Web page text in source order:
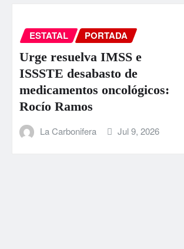
ESTATAL PORTADA
Urge resuelva IMSS e
ISSSTE desabasto de
medicamentos oncológicos:
Rocío Ramos
La Carbonifera Jul 9, 2026